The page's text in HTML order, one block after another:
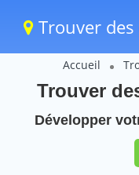
Trouver
Accueil
Trouver
Développer